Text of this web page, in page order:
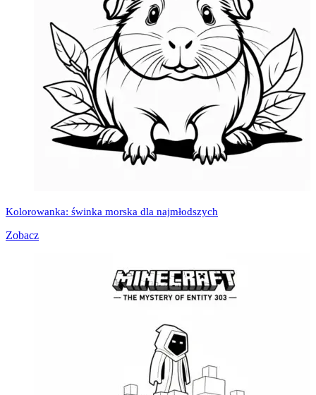
Kolorowanka: świnka morska dla najmłodszych
Zobacz